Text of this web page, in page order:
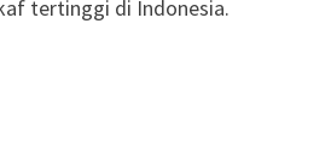
tertinggi di Indonesia.